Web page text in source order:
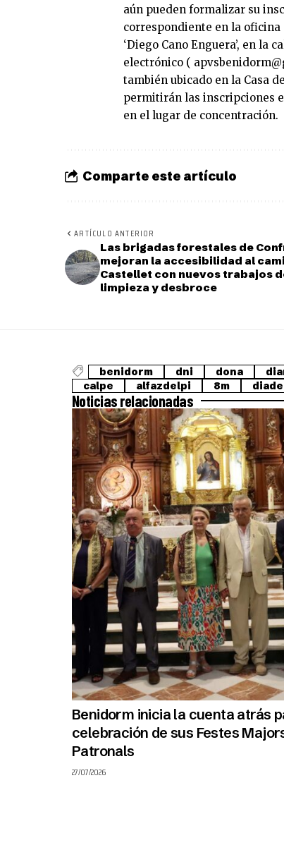
aún pueden formalizar su
correspondiente en la oficina
‘Diego Cano Enguera’, en la
electrónico (
también ubicado en la Casa
permitirán las inscripciones
en el lugar de concentración.
Comparte este artículo
ARTÍCULO ANTERIOR
Las brigadas forestales de
mejoran la accesibilidad al
Castellet con nuevos trabajos
limpieza y desbroce
benidorm dni dona
calpe
alfazdelpi 8m
Noticias relacionadas
Benidorm inicia la cuenta atrás
celebración de sus Festes
Patronals
27/07/2026